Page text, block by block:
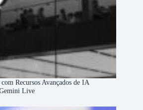
Recursos Avançados de IA
Live